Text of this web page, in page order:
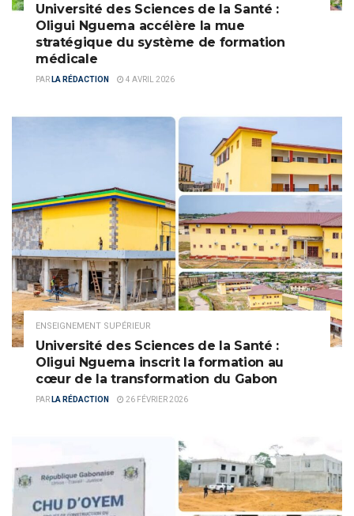
Université des Sciences de la Santé :
Oligui Nguema accélère la mue
stratégique du système de formation
médicale
PAR LA RÉDACTION 4 AVRIL 2026
ENSEIGNEMENT SUPÉRIEUR
Université des Sciences de la Santé :
Oligui Nguema inscrit la formation au
cœur de la transformation du Gabon
PAR LA RÉDACTION 26 FÉVRIER 2026